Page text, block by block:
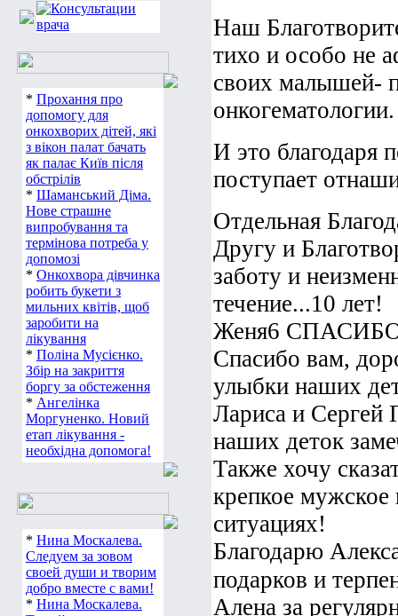
* Прохання про
допомогу для
онкохворих дітей, які
з вікон палат бачать
як палає Київ після
обстрілів
* Шаманський Діма.
Нове страшне
випробування та
термінова потреба у
допомозі
* Онкохвора дівчинка
робить букети з
мильних квітів, щоб
заробити на
лікування
* Поліна Мусієнко.
Збір на закриття
боргу за обстеження
* Ангелінка
Моргуненко. Новий
етап лікування -
необхідна допомога!
* Нина Москалева.
Следуем за зовом
своей души и творим
добро вместе с вами!
* Нина Москалева.
Наш
тихо и особо не
своих малышей-
И это благодаря
поступает
Отдельная
Другу и
заботу и
течение...10 лет!
Женя6
Спасибо вам,
улыбки наших
Лариса и Сергей
наших деток
Также хочу
крепкое
ситуациях!
Благодарю
подарков и
Алена за